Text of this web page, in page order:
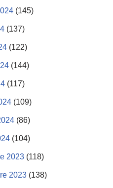
(145)
(137)
(122)
(144)
(117)
(109)
(86)
(104)
2023 (118)
2023 (138)